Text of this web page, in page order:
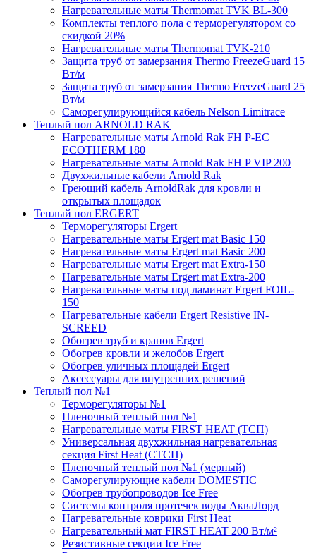
Нагревательные маты Thermomat TVK BL-300
Комплекты теплого пола с терморегулятором со
скидкой 20%
Нагревательные маты Thermomat TVK-210
Защита труб от замерзания Thermo FreezeGuard 15
Вт/м
Защита труб от замерзания Thermo FreezeGuard 25
Вт/м
Саморегулирующийся кабель Nelson Limitrace
Теплый пол ARNOLD RAK
Нагревательные маты Arnold Rak FH P-EC
ECOTHERM 180
Нагревательные маты Arnold Rak FH P VIP 200
Двухжильные кабели Arnold Rak
Греющий кабель ArnoldRak для кровли и
открытых площадок
Теплый пол ERGERT
Терморегуляторы Ergert
Нагревательные маты Ergert mat Basic 150
Нагревательные маты Ergert mat Basic 200
Нагревательные маты Ergert mat Extra-150
Нагревательные маты Ergert mat Extra-200
Нагревательные маты под ламинат Ergert FOIL-
150
Нагревательные кабели Ergert Resistive IN-
SCREED
Обогрев труб и кранов Ergert
Обогрев кровли и желобов Ergert
Обогрев уличных площадей Ergert
Аксессуары для внутренних решений
Теплый пол №1
Терморегуляторы №1
Пленочный теплый пол №1
Нагревательные маты FIRST HEAT (ТСП)
Универсальная двухжильная нагревательная
секция First Heat (СТСП)
Пленочный теплый пол №1 (мерный)
Саморегулирующие кабели DOMESTIC
Обогрев трубопроводов Ice Free
Системы контроля протечек воды АкваЛорд
Нагревательные коврики First Heat
Нагревательный мат FIRST HEAT 200 Вт/м²
Резистивные секции Ice Free